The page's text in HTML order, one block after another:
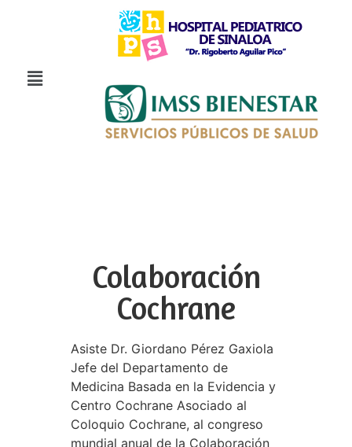
Colaboración
Cochrane
Asiste Dr. Giordano Pérez Gaxiola
Jefe del Departamento de
Medicina Basada en la Evidencia y
Centro Cochrane Asociado al
Coloquio Cochrane, al congreso
mundial anual de la Colaboración